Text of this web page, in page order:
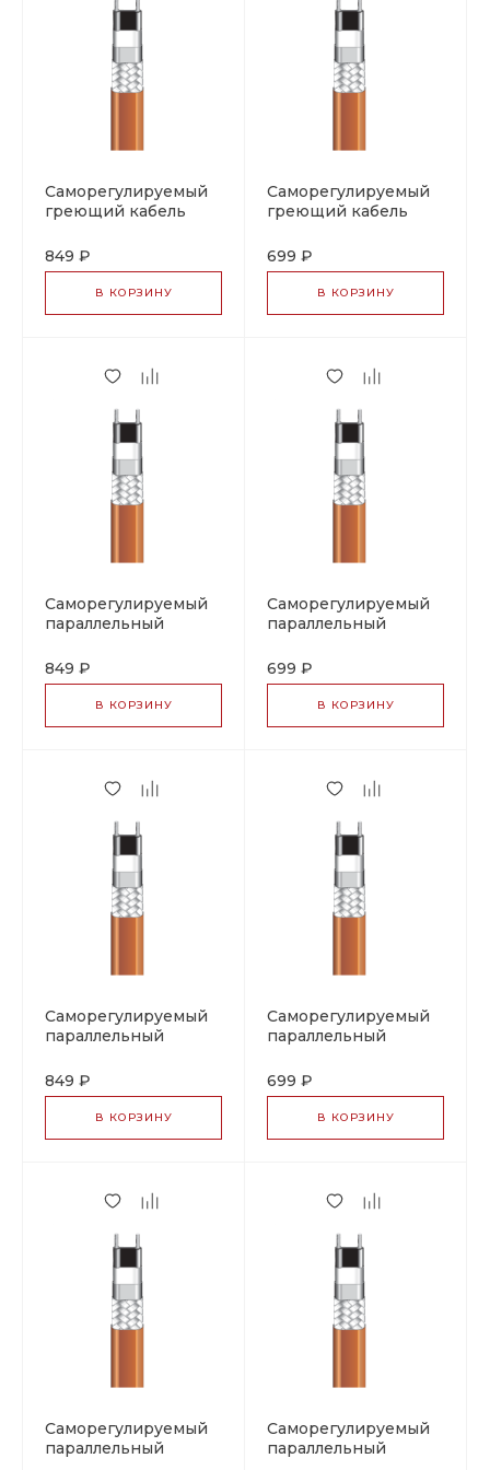
Саморегулируемый
греющий кабель
(фторполимерная
оболочка), тип 07-
5801-2105
849 ₽
В КОРЗИНУ
Саморегулируемый
греющий кабель
2106
699 ₽
В КОРЗИНУ
Саморегулируемый
параллельный
PSB 13
(фторполимерная
оболочка), тип 07-
5801-2135
849 ₽
В КОРЗИНУ
Саморегулируемый
параллельный
PSB 13, тип 07-5801-
2136
699 ₽
В КОРЗИНУ
Саморегулируемый
параллельный
PSB 15
(фторполимерная
оболочка), тип 07-
5801-2155
849 ₽
В КОРЗИНУ
Саморегулируемый
параллельный
PSB 15, тип 07-5801-
2156
699 ₽
В КОРЗИНУ
Саморегулируемый
параллельный
Саморегулируемый
параллельный